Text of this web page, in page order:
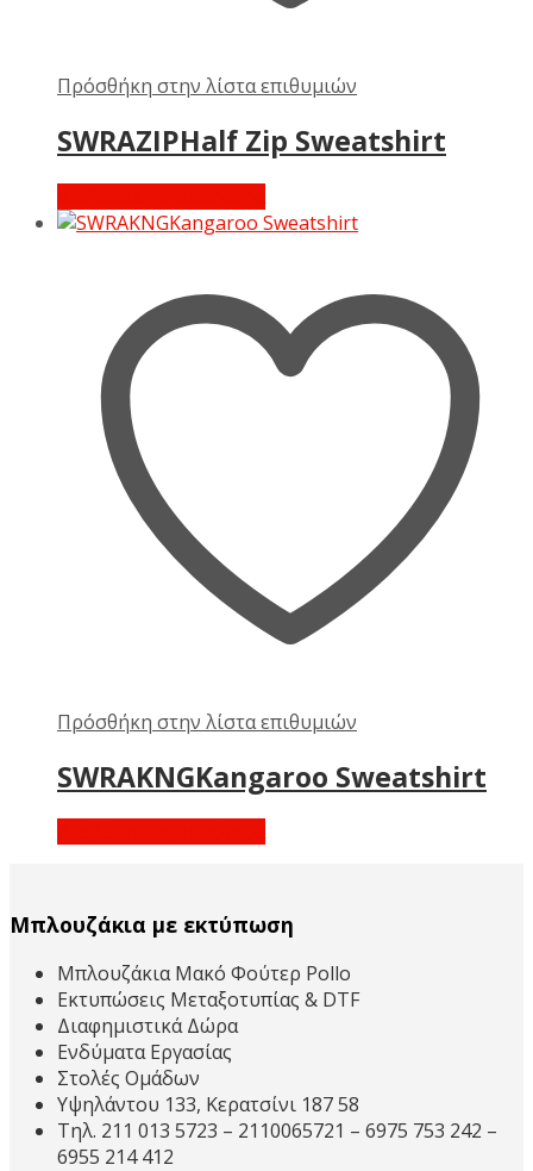
Πρόσθήκη στην λίστα επιθυμιών
SWRAZIPHalf Zip Sweatshirt
Πρόσθήκη στην λίστα επιθυμιών
SWRAKNGKangaroo Sweatshirt
Μπλουζάκια με εκτύπωση
Μπλουζάκια Μακό Φούτερ Pollo
Εκτυπώσεις Μεταξοτυπίας & DTF
Διαφημιστικά Δώρα
Ενδύματα Εργασίας
Στολές Ομάδων
Υψηλάντου 133, Κερατσίνι 187 58
Τηλ. 211 013 5723 – 2110065721 – 6975 753 242 –
6955 214 412